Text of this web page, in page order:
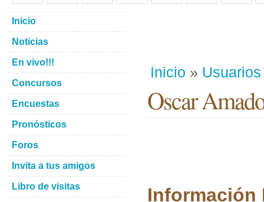
Inicio » Usuarios
Oscar
Información
Inicio
Noticias
En vivo!!!
Concursos
Encuestas
Pronósticos
Foros
Invita a tus amigos
Libro de visitas